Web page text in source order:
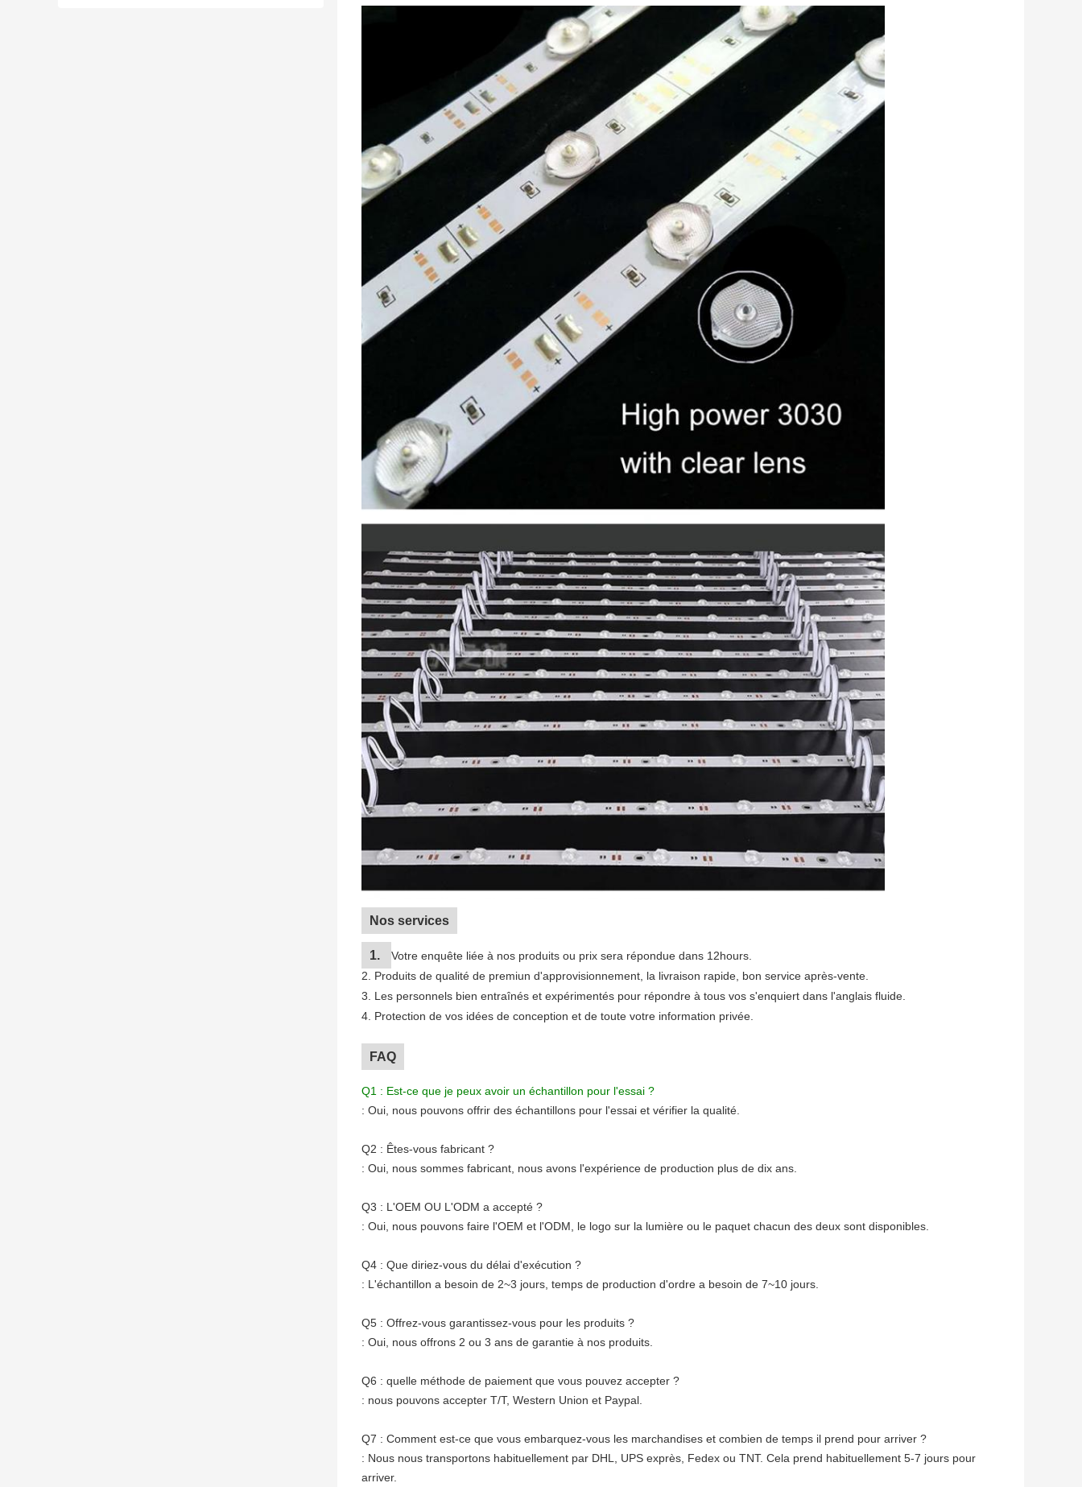
Nos services
1.
Votre enquête liée à nos produits ou prix sera répondue dans 12hours.
2. Produits de qualité de premiun d'approvisionnement, la livraison rapide, bon service après-vente.
3. Les personnels bien entraînés et expérimentés pour répondre à tous vos s'enquiert dans l'anglais fluide.
4. Protection de vos idées de conception et de toute votre information privée.
FAQ
Q1 : Est-ce que je peux avoir un échantillon pour l'essai ?
: Oui, nous pouvons offrir des échantillons pour l'essai et vérifier la qualité.
Q2 : Êtes-vous fabricant ?
: Oui, nous sommes fabricant, nous avons l'expérience de production plus de dix ans.
Q3 : L'OEM OU L'ODM a accepté ?
: Oui, nous pouvons faire l'OEM et l'ODM, le logo sur la lumière ou le paquet chacun des deux sont disponibles.
Q4 : Que diriez-vous du délai d'exécution ?
: L'échantillon a besoin de 2~3 jours, temps de production d'ordre a besoin de 7~10 jours.
Q5 : Offrez-vous garantissez-vous pour les produits ?
: Oui, nous offrons 2 ou 3 ans de garantie à nos produits.
Q6 : quelle méthode de paiement que vous pouvez accepter ?
: nous pouvons accepter T/T, Western Union et Paypal.
Q7 : Comment est-ce que vous embarquez-vous les marchandises et combien de temps il prend pour arriver ?
: Nous nous transportons habituellement par DHL, UPS exprès, Fedex ou TNT. Cela prend habituellement 5-7 jours pour
arriver.